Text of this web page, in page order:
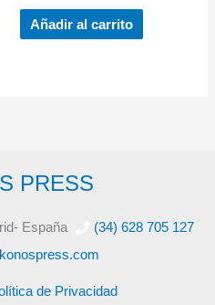
Añadir al carrito
PRESS
España
(34) 628 705 127
de Privacidad